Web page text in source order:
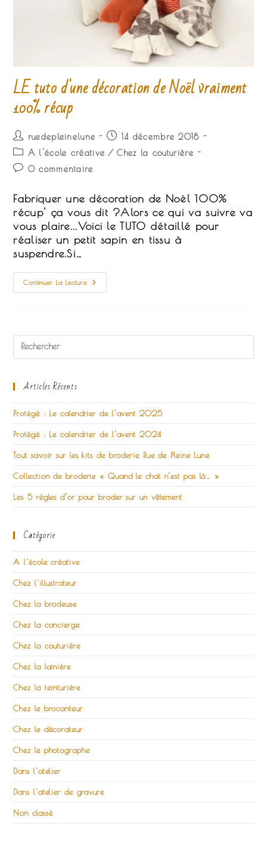
LE tuto d'une décoration de Noël vraiment
100% récup
Auteur/autrice
de
publication :
ruedepleinelune
Publication
publiée :
14 décembre 2018
Post
category:
A l'école créative / Chez la couturière
Commentaires
la
publication :
0 commentaire
Fabriquer une décoration de Noël 100%
récup' ça vous dit ?Alors ce qui va suivre va
vous plaire...Voici le TUTO détaillé pour
réaliser un petit sapin en tissu à
suspendre.Si…
Continuer La LectureLE
Tuto
Articles Récents
Protégé : Le calendrier de l’avent 2025
Protégé : Le calendrier de l’avent 2024
Tout savoir sur les kits de broderie Rue de Pleine Lune
Collection de broderie « Quand le chat n’est pas là… »
Les 5 règles d’or pour broder sur un vêtement
Catégorie
A l'école créative
Chez l'illustrateur
Chez la brodeuse
Chez la concierge
Chez la couturière
Chez la lainière
Chez la teinturière
Chez le brocanteur
Chez le décorateur
Chez le photographe
Dans l'atelier
Dans l'atelier de gravure
Non classé